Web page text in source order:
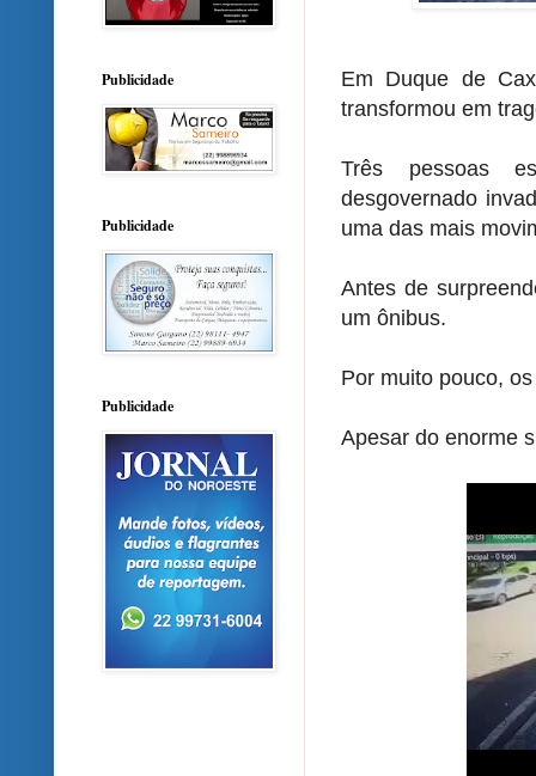
Em Duque de
transformou em
Três pessoas
desgovernado
uma das mais
Antes de
um ônibus.
Por muito pouco,
Apesar do enorme
Publicidade
Publicidade
Publicidade